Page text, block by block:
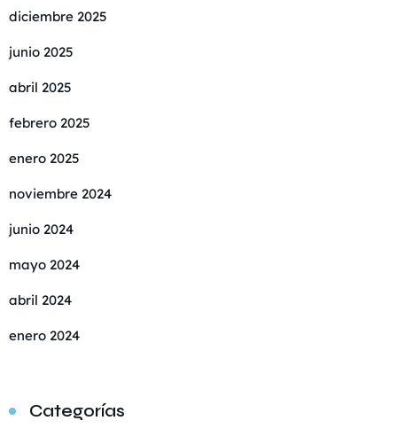
diciembre 2025
junio 2025
abril 2025
febrero 2025
enero 2025
noviembre 2024
junio 2024
mayo 2024
abril 2024
enero 2024
Categorías